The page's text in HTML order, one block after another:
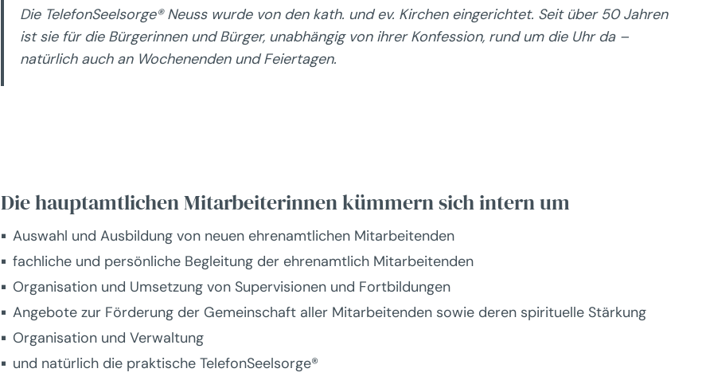
Die TelefonSeelsorge® Neuss wurde von den kath. und ev. Kirchen eingerichtet. Seit über 50 Jahren
ist sie für die Bürgerinnen und Bürger, unabhängig von ihrer Konfession, rund um die Uhr da –
natürlich auch an Wochenenden und Feiertagen.
Die hauptamtlichen Mitarbeiterinnen kümmern sich intern um
Auswahl und Ausbildung von neuen ehrenamtlichen Mitarbeitenden
fachliche und persönliche Begleitung der ehrenamtlich Mitarbeitenden
Organisation und Umsetzung von Supervisionen und Fortbildungen
Angebote zur Förderung der Gemeinschaft aller Mitarbeitenden sowie deren spirituelle Stärkung
Organisation und Verwaltung
und natürlich die praktische TelefonSeelsorge®